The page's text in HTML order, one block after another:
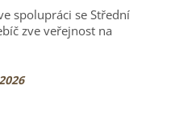
spolupráci se Střední
zve veřejnost na